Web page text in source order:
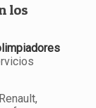
los